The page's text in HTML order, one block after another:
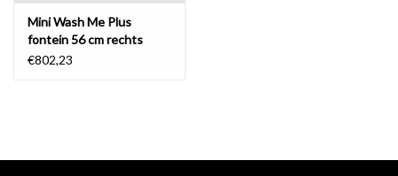
subtiele warm-koud aanduiding
subtiel zichtbaar.
Mini Wash Me Plus
fontein 56 cm rechts
€802,23